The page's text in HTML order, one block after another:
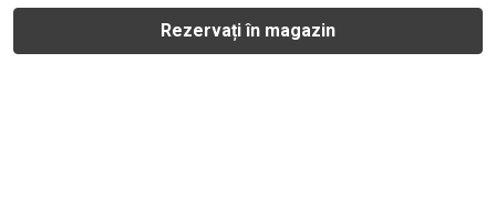
Rezervați în magazin